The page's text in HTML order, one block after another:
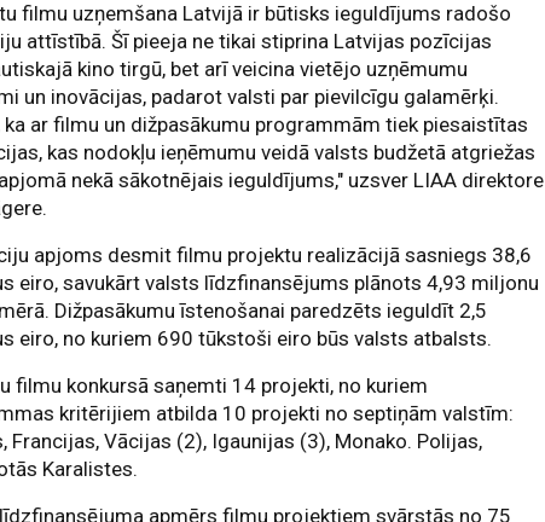
filmu uzņemšana Latvijā ir būtisks ieguldījums radošo
attīstībā. Šī pieeja ne tikai stiprina Latvijas pozīcijas
kino tirgū, bet arī veicina vietējo uzņēmumu
un inovācijas, padarot valsti par pievilcīgu galamērķi.
ka ar filmu un dižpasākumu programmām tiek piesaistītas
kas nodokļu ieņēmumu veidā valsts budžetā atgriežas
nekā sākotnējais ieguldījums," uzsver LIAA direktore
apjoms desmit filmu projektu realizācijā sasniegs 38,6
eiro, savukārt valsts līdzfinansējums plānots 4,93 miljonu
Dižpasākumu īstenošanai paredzēts ieguldīt 2,5
eiro, no kuriem 690 tūkstoši eiro būs valsts atbalsts.
filmu konkursā saņemti 14 projekti, no kuriem
kritērijiem atbilda 10 projekti no septiņām valstīm:
Francijas, Vācijas (2), Igaunijas (3), Monako. Polijas,
Karalistes.
apmērs filmu projektiem svārstās no 75